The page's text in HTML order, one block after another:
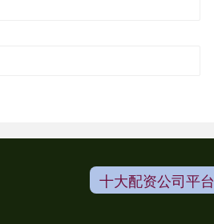
十大配资公司平台